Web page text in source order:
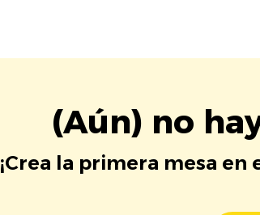
(Aún) no
¡Crea la primera mesa